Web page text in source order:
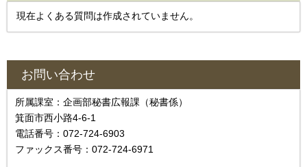
現在よくある質問は作成されていません。
お問い合わせ
所属課室：企画部秘書広報課（秘書係）
箕面市西小路4‐6‐1
電話番号：072-724-6903
ファックス番号：072-724-6971